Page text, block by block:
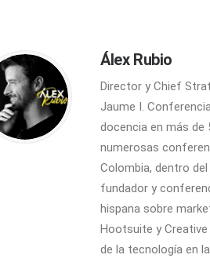
Álex Rubio
Director y Chief
Jaume I.
docencia en más de
numerosas
Colombia, dentro
fundador y
hispana sobre
Hootsuite y Creative
de la tecnología en